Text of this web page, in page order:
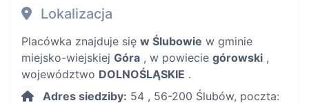
Lokalizacja
Placówka znajduje się w Ślubowie w gminie
miejsko-wiejskiej Góra , w powiecie górowski ,
województwo DOLNOŚLĄSKIE .
Adres siedziby: 54 , 56-200 Ślubów, poczta: